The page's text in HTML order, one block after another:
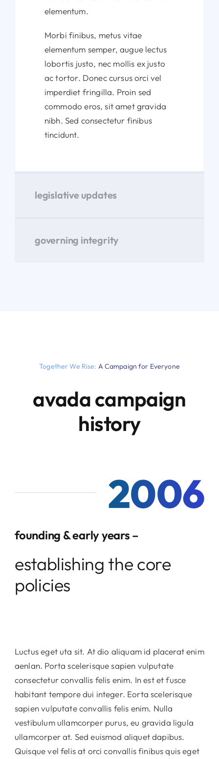
elementum.
Morbi finibus, metus vitae
elementum semper, augue lectus
lobortis justo, nec mollis ex justo
ac tortor. Donec cursus orci vel
imperdiet fringilla. Proin sed
commodo eros, sit amet gravida
nibh. Sed consectetur finibus
tincidunt.
legislative updates
governing integrity
Together We Rise: A Campaign for Everyone
avada campaign
history
founding & early years –
establishing the core
policies
Luctus eget uta sit. At dio aliquam id placerat enim
aenlan. Porta scelerisque sapien vulputate
consectetur convallis felis enim. In est et fusce
habitant tempore dui integer. Eorta scelerisque
sapien vulputate convallis felis enim. Nulla
vestibulum ullamcorper purus, eu gravida ligula
ullamcorper at. Sed euismod aliquet dapibus.
Quisque vel felis at orci convallis finibus quis eget
2006